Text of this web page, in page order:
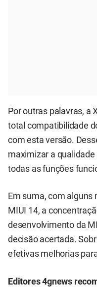
Por outras palavras, a
total compatibilidade
com esta versão.
maximizar a
todas as funções
Em suma, com alguns
MIUI 14, a
desenvolvimento da
decisão acertada.
efetivas melhorias
Editores 4gnews